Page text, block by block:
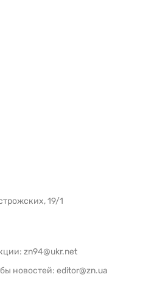
19/1
zn94@ukr.net
новостей: editor@zn.ua